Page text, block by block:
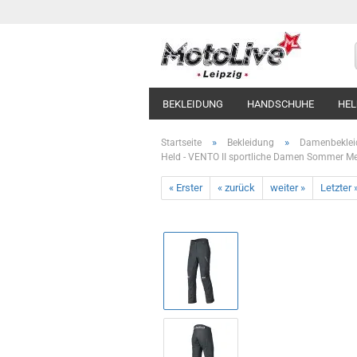
BEKLEIDUNG HANDSCHUHE
Startseite » Bekleidung »
Held - VENTO II sportliche Damen Sommer
« Erster « zurück weiter » Letzter